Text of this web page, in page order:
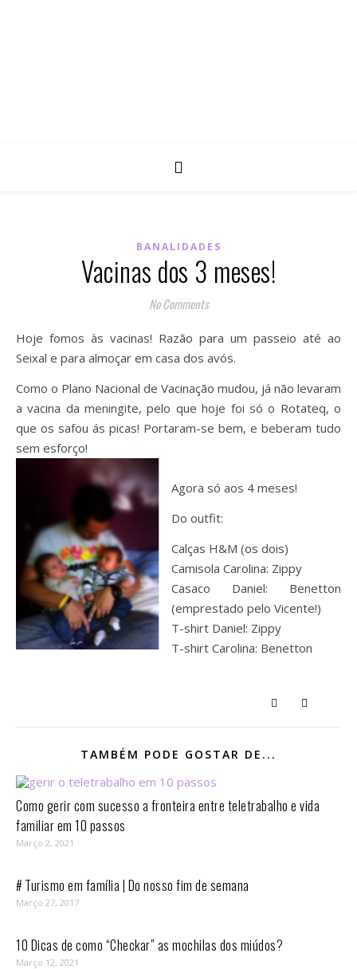
BANALIDADES
Vacinas dos 3 meses!
No Comments
Hoje fomos às vacinas! Razão para um passeio até ao
Seixal e para almoçar em casa dos avós.
Como o Plano Nacional de Vacinação mudou, já não levaram
a vacina da meningite, pelo que hoje foi só o Rotateq, o
que os safou ás picas! Portaram-se bem, e beberam tudo
sem esforço!
Agora só aos 4 meses!
Do outfit:
Calças H&M (os dois)
Camisola Carolina: Zippy
Casaco Daniel: Benetton
(emprestado pelo Vicente!)
T-shirt Daniel: Zippy
T-shirt Carolina: Benetton
TAMBÉM PODE GOSTAR DE...
Como gerir com sucesso a fronteira entre teletrabalho e vida
familiar em 10 passos⁣
Março 2, 2021
# Turismo em família | Do nosso fim de semana
Março 27, 2017
10 Dicas de como “Checkar” as mochilas dos miúdos?
Março 12, 2021